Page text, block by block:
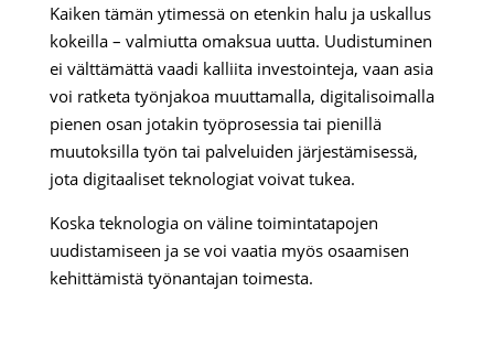
Kaiken tämän ytimessä on etenkin halu ja uskallus
kokeilla – valmiutta omaksua uutta. Uudistuminen
ei välttämättä vaadi kalliita investointeja, vaan asia
voi ratketa työnjakoa muuttamalla, digitalisoimalla
pienen osan jotakin työprosessia tai pienillä
muutoksilla työn tai palveluiden järjestämisessä,
jota digitaaliset teknologiat voivat tukea.
Koska teknologia on väline toimintatapojen
uudistamiseen ja se voi vaatia myös osaamisen
kehittämistä työnantajan toimesta.